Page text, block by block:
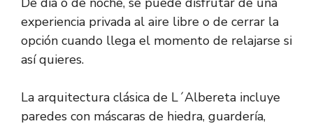
experiencia privada al aire libre o de cerrar la
opción cuando llega el momento de relajarse si
así quieres.
La arquitectura clásica de L´Albereta incluye
paredes con máscaras de hiedra, guardería,